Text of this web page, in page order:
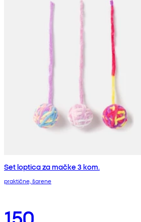
Set loptica za mačke 3 kom.
praktične, šarene
150